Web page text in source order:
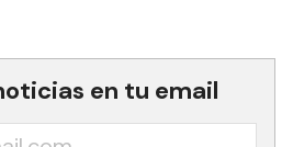
en tu email